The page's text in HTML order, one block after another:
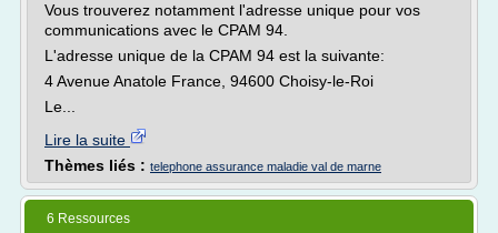
Vous trouverez notamment l'adresse unique pour vos
communications avec le CPAM 94.
L'adresse unique de la CPAM 94 est la suivante:
4 Avenue Anatole France, 94600 Choisy-le-Roi
Le...
Lire la suite
Thèmes liés : telephone assurance maladie val de marne
6 Ressources